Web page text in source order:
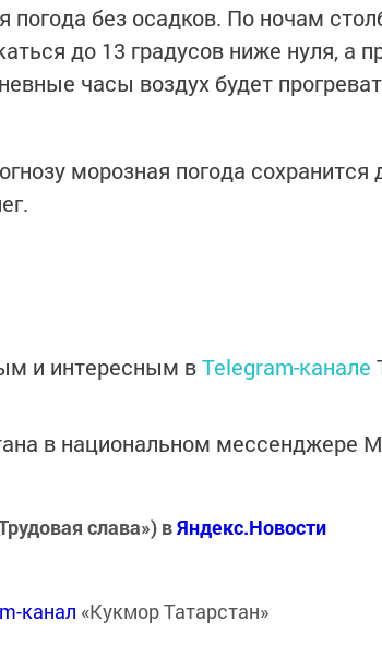
без осадков. По ночам
до 13 градусов ниже нуля, а
часы воздух будет
морозная погода сохранится
и интересным вTelegram-канале
в национальном мессенджере
слава») вЯндекс.Новости
канал «Кукмор Татарстан»